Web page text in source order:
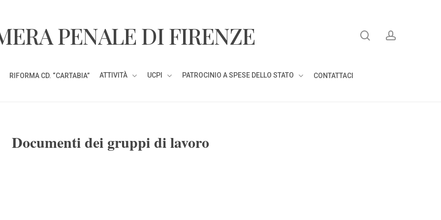
PENALE DI FIRENZE
RIFORMA CD. “CARTABIA” ATTIVITÀ UCPI PATROCINIO A SPESE DELLO STATO CONTATTACI
Documenti dei gruppi di lavoro